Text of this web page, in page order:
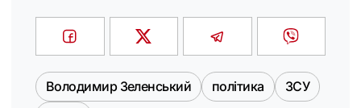
Володимир Зеленський політика
ЗСУ